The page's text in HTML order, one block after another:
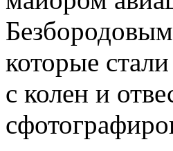
которые
с колен и